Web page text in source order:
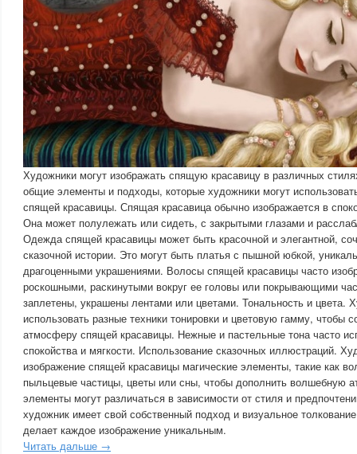
Художники могут изображать спящую красавицу в различных
общие элементы и подходы, которые художники могут
спящей красавицы. Спящая красавица обычно изображается в
Она может полулежать или сидеть, с закрытыми глазами и
Одежда спящей красавицы может быть красочной и элегантной,
сказочной истории. Это могут быть платья с пышной юбкой,
драгоценными украшениями. Волосы спящей красавицы часто
роскошными, раскинутыми вокруг ее головы или покрывающими
заплетены, украшены лентами или цветами. Тональность и цвета.
использовать разные техники тонировки и цветовую гамму, чтобы
атмосферу спящей красавицы. Нежные и пастельные тона часто
спокойства и мягкости. Использование сказочных иллюстраций.
изображение спящей красавицы магические элементы, такие как
пыльцевые частицы, цветы или сны, чтобы дополнить волшебную
элементы могут различаться в зависимости от стиля и
художник имеет свой собственный подход и визуальное
делает каждое изображение уникальным.
Читать дальше →